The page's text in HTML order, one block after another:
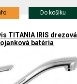
Do košíku
TITANIA IRIS drezová
batéria